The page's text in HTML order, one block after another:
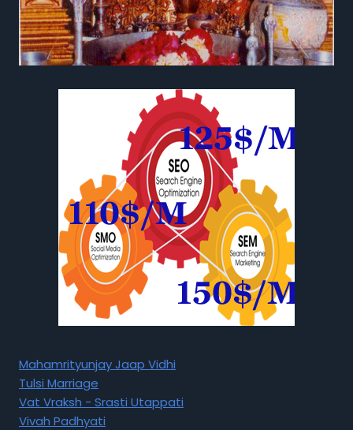
Mahamrityunjay Jaap Vidhi
Tulsi Marriage
Vat Vraksh - Srasti Utappati
Vivah Padhyati